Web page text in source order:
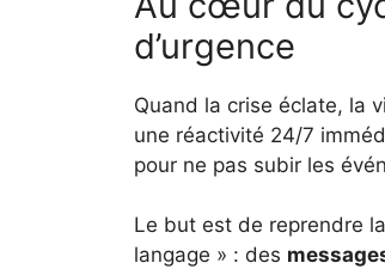
d’urgence
Quand la crise éclate, la
une réactivité 24/7
pour ne pas subir les
Le but est de reprendre
langage » : des